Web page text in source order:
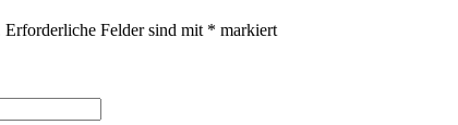
Erforderliche Felder sind mit * markiert